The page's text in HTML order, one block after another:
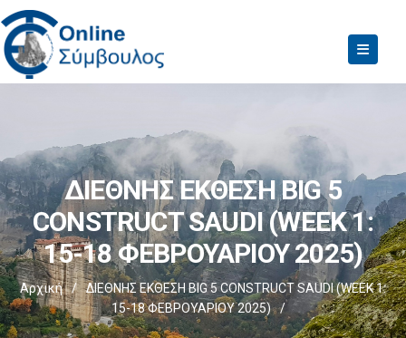
ΔΙΕΘΝΗΣ ΕΚΘΕΣΗ BIG 5
CONSTRUCT SAUDI (WEEK 1:
15-18 ΦΕΒΡΟΥΑΡΙΟΥ 2025)
Αρχική /
ΔΙΕΘΝΗΣ ΕΚΘΕΣΗ BIG 5 CONSTRUCT SAUDI (WEEK 1:
15-18 ΦΕΒΡΟΥΑΡΙΟΥ 2025)
/